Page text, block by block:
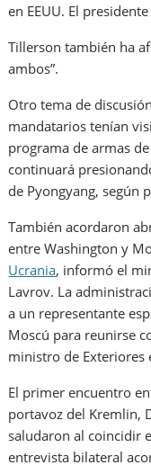
en EEUU. El
Tillerson también ha
ambos”.
Otro tema de
mandatarios tenían
programa de armas
continuará
de Pyongyang, según
También acordaron
entre Washington y
Ucrania, informó el
Lavrov. La
a un representante
Moscú para reunirse
ministro de Exteriores
El primer encuentro
portavoz del Kremlin,
saludaron al coincidir
entrevista bilateral